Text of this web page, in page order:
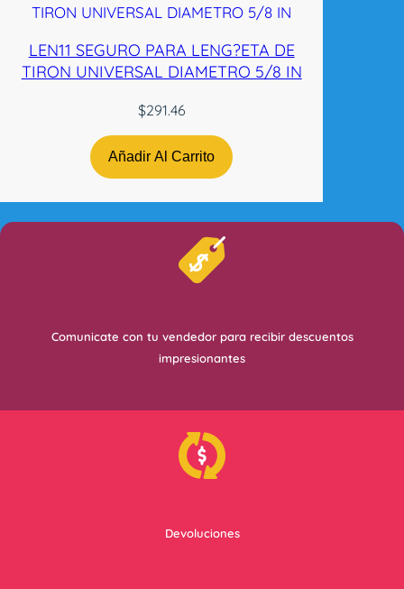
LEN11 SEGURO PARA LENG?ETA DE
TIRON UNIVERSAL DIAMETRO 5/8 IN
$291.46
Añadir Al Carrito
Comunicate con tu vendedor para recibir descuentos
impresionantes
Devoluciones